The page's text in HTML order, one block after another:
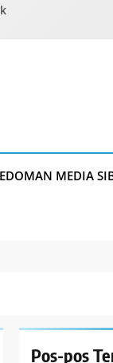
MEDIA
Pos-pos